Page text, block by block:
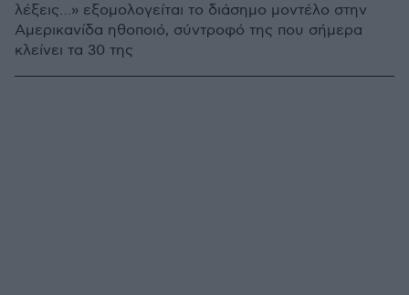
λέξεις…» εξομολογείται το διάσημο μοντέλο στην
Αμερικανίδα ηθοποιό, σύντροφό της που σήμερα
κλείνει τα 30 της